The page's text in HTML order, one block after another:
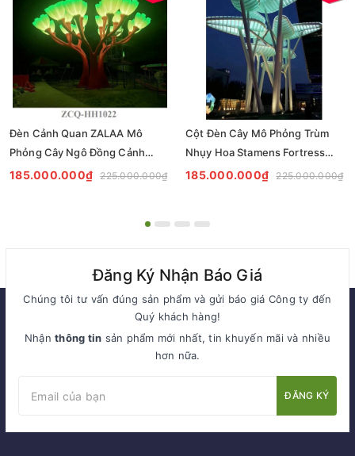
Đèn Cảnh Quan ZALAA Mô
Phỏng Cây Ngô Đồng Cảnh
ZCQ-HH1022 Sycamore Trees
185.000.000₫ 225.000.000₫
Cột Đèn Cây Mô Phỏng Trùm
Nhụy Hoa Stamens Fortress
ZCQ-HH1021 ZALAA Chiếu
185.000.000₫ 225.000.000₫
Đăng Ký Nhận Báo Giá
Chúng tôi tư vấn đúng sản phẩm và gửi báo giá Công ty đến
Quý khách hàng!
Nhậnthông tin sản phẩm mới nhất, tin khuyến mãi và nhiều
hơn nữa.
ĐĂNG KÝ